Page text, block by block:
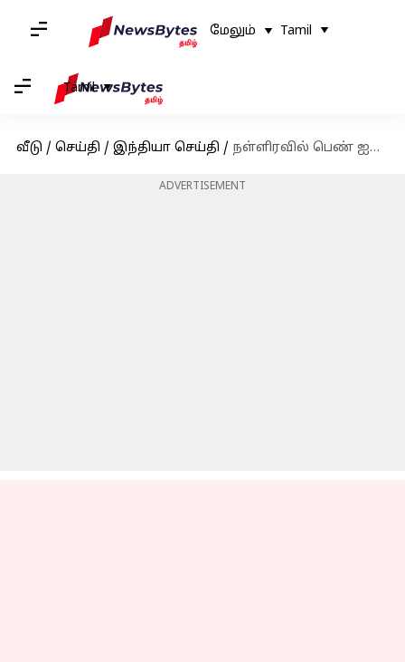
மேலும் Tamil
Tamil
வீடு / செய்தி / இந்தியா செய்தி / நள்ளிரவில் பெண் ஐஏஎஸ் அதிகாரி வீட்டிற்குள் அத்துமீறி நுழைந்த தாசில்தார் சஸ்பெண்ட்
ADVERTISEMENT